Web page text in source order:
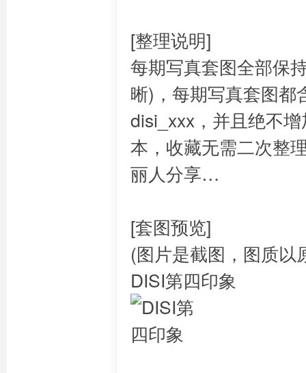
[整理说明]
每期写真套图全部保
晰)，每期写真套图都
disi_xxx，并且绝不
本，收藏无需二次整
丽人分享…
[套图预览]
(图片是截图，图质以
DISI第四印象